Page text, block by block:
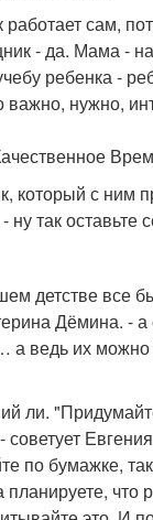
сам,
- да. Мама -
ребенка -
важно, нужно,
который с ним
так оставьте
детстве все
Дёмина. -
а ведь их можно
ли.
по бумажке,
что